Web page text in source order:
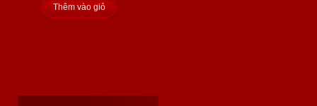
Thêm vào giỏ